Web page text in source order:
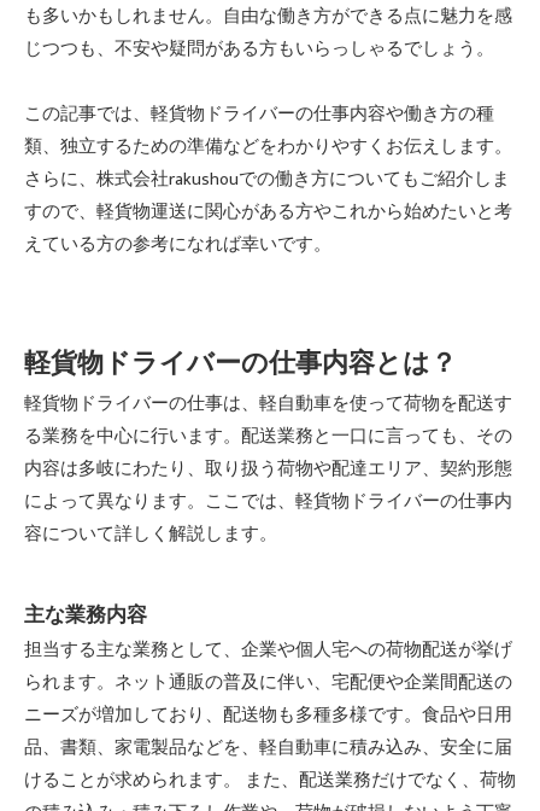
も多いかもしれません。自由な働き方ができる点に魅力を感
じつつも、不安や疑問がある方もいらっしゃるでしょう。
この記事では、軽貨物ドライバーの仕事内容や働き方の種
類、独立するための準備などをわかりやすくお伝えします。
さらに、株式会社rakushouでの働き方についてもご紹介しま
すので、軽貨物運送に関心がある方やこれから始めたいと考
えている方の参考になれば幸いです。
軽貨物ドライバーの仕事内容とは？
軽貨物ドライバーの仕事は、軽自動車を使って荷物を配送す
る業務を中心に行います。配送業務と一口に言っても、その
内容は多岐にわたり、取り扱う荷物や配達エリア、契約形態
によって異なります。ここでは、軽貨物ドライバーの仕事内
容について詳しく解説します。
主な業務内容
担当する主な業務として、企業や個人宅への荷物配送が挙げ
られます。ネット通販の普及に伴い、宅配便や企業間配送の
ニーズが増加しており、配送物も多種多様です。食品や日用
品、書類、家電製品などを、軽自動車に積み込み、安全に届
けることが求められます。 また、配送業務だけでなく、荷物